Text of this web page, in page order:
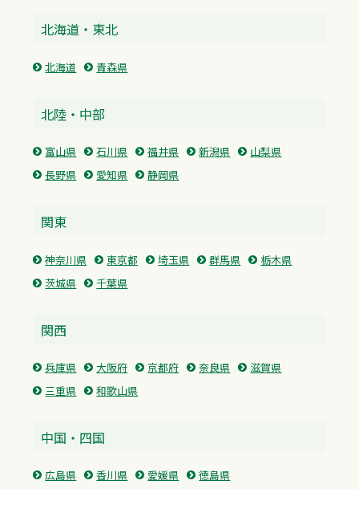
北海道・東北
北海道 青森県
北陸・中部
富山県 石川県 福井県 新潟県
山梨県
長野県
愛知県 静岡県
関東
神奈川県 東京都 埼玉県 群馬県
栃木県
茨城県
千葉県
関西
兵庫県 大阪府 京都府 奈良県
滋賀県
三重県
和歌山県
中国・四国
広島県 香川県 愛媛県 徳島県